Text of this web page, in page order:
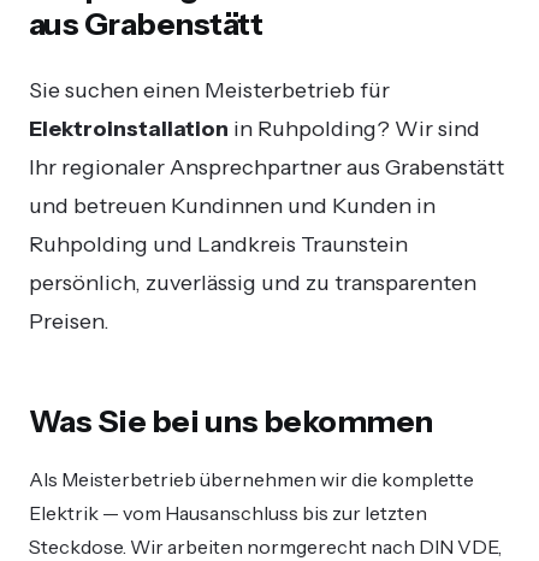
aus Grabenstätt
Sie suchen einen Meisterbetrieb für
Elektroinstallation in Ruhpolding? Wir sind
Ihr regionaler Ansprechpartner aus Grabenstätt
und betreuen Kundinnen und Kunden in
Ruhpolding und Landkreis Traunstein
persönlich, zuverlässig und zu transparenten
Preisen.
Was Sie bei uns bekommen
Als Meisterbetrieb übernehmen wir die komplette
Elektrik — vom Hausanschluss bis zur letzten
Steckdose. Wir arbeiten normgerecht nach DIN VDE,